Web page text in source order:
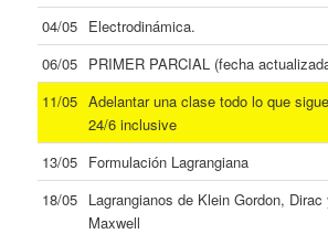
04/05 Electrodinámica.
06/05 PRIMER PARCIAL (fecha
11/05 Adelantar una clase todo lo que
24/6 inclusive
13/05 Formulación Lagrangiana
18/05 Lagrangianos de Klein Gordon, Dirac
Maxwell